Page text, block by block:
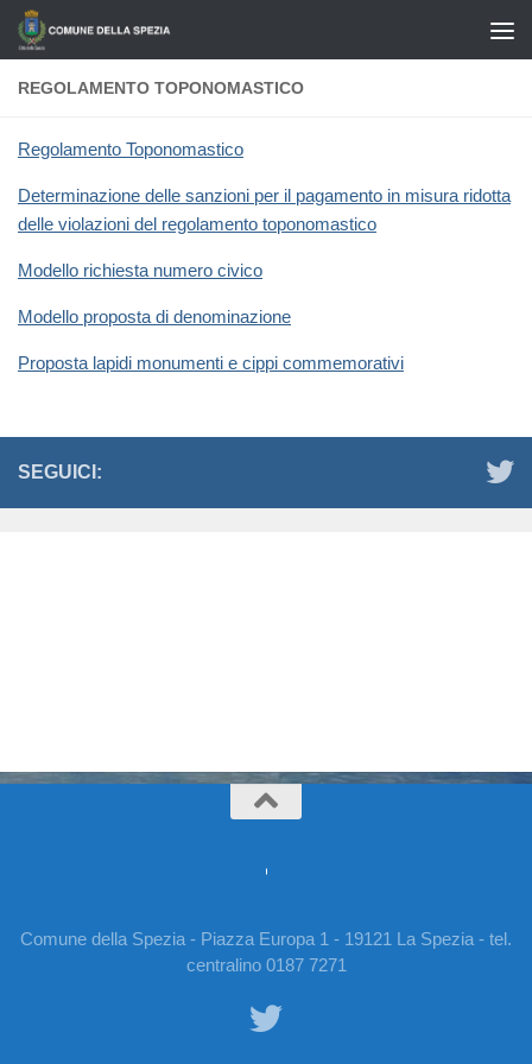
Salta al contenuto
REGOLAMENTO TOPONOMASTICO
Regolamento Toponomastico
Determinazione delle sanzioni per il pagamento in misura ridotta
delle violazioni del regolamento toponomastico
Modello richiesta numero civico
Modello proposta di denominazione
Proposta lapidi monumenti e cippi commemorativi
SEGUICI:
Comune della Spezia - Piazza Europa 1 - 19121 La Spezia - tel.
centralino 0187 7271